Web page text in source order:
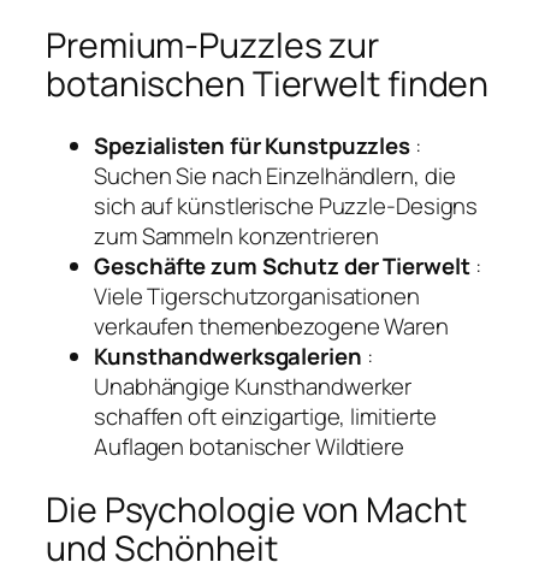
Premium-Puzzles zur
botanischen Tierwelt finden
Spezialisten für Kunstpuzzles :
Suchen Sie nach Einzelhändlern, die
sich auf künstlerische Puzzle-Designs
zum Sammeln konzentrieren
Geschäfte zum Schutz der Tierwelt:
Viele Tigerschutzorganisationen
verkaufen themenbezogene Waren
Kunsthandwerksgalerien :
Unabhängige Kunsthandwerker
schaffen oft einzigartige, limitierte
Auflagen botanischer Wildtiere
Die Psychologie von Macht
und Schönheit